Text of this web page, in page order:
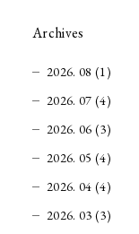
Archives
2026. 08 (1)
2026. 07 (4)
2026. 06 (3)
2026. 05 (4)
2026. 04 (4)
2026. 03 (3)